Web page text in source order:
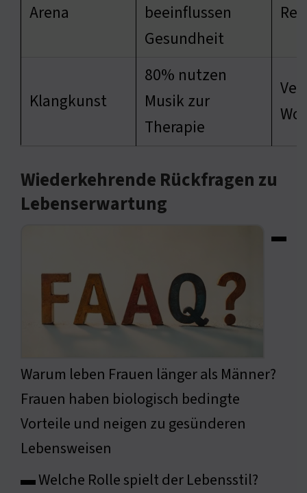
Arena
beeinflussen
Gesundheit
Klangkunst
80% nutzen
Musik zur
Therapie
Wiederkehrende Rückfragen zu
Lebenserwartung
▬
Warum leben Frauen länger als Männer?
Frauen haben biologisch bedingte
Vorteile und neigen zu gesünderen
Lebensweisen
▬ Welche Rolle spielt der Lebensstil?